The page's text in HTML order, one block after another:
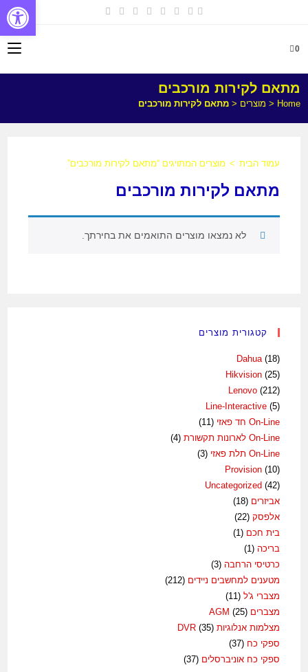
0
מתאם לקירות מורכבים
Home
< מוצרים <מתאם לקירות מורכבים
עמוד הבית > מוצרים המתויגים “מתאם לקירות מורכבים”
מתאם לקירות מורכבים
לא נמצאו מוצרים התואמים את בחירתך.
קטגורית מוצרים
Dahua (18)
Hikvision (25)
Lenovo (212)
Line-Interactive (5)
On-Line חד פאזי
(11)
On-Line לארונות תקשורת
(4)
On-Line תלת פאזי
(3)
Provision (10)
Uncategorized (42)
אביזרים (18)
אלפסק (22)
בית חכם (1)
בריכה (1)
כרטיסי הרחבה (3)
מטענים למחשבים ניידים (212)
מצברי ג'ל (11)
מצברים AGM(25)
מצלמות אנלוגיות DVR(35)
ספקי כח (37)
ספקי כח אוניברסלים (37)